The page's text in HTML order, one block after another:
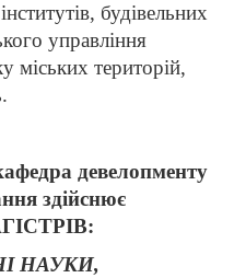
будівельних
управління
міських територій,
девелопменту
здійснює
НАУКИ,